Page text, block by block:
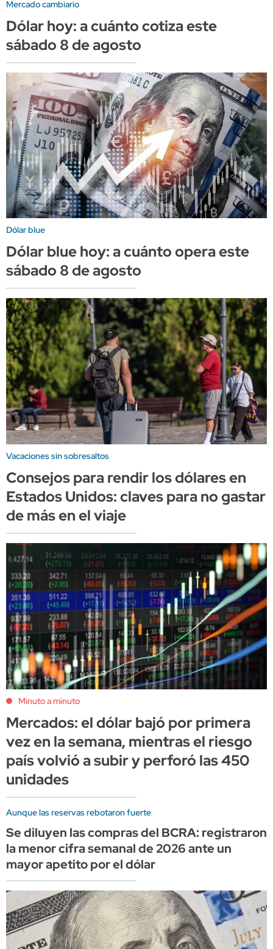
Mercado cambiario
Dólar hoy: a cuánto cotiza este
sábado 8 de agosto
Dólar blue
Dólar blue hoy: a cuánto opera este
sábado 8 de agosto
Vacaciones sin sobresaltos
Consejos para rendir los dólares en
Estados Unidos: claves para no gastar
de más en el viaje
Minuto a minuto
Mercados: el dólar bajó por primera
vez en la semana, mientras el riesgo
país volvió a subir y perforó las 450
unidades
Aunque las reservas rebotaron fuerte
Se diluyen las compras del BCRA: registraron
la menor cifra semanal de 2026 ante un
mayor apetito por el dólar